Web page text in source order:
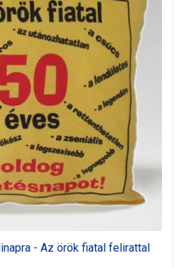
- Az örök fiatal felirattal